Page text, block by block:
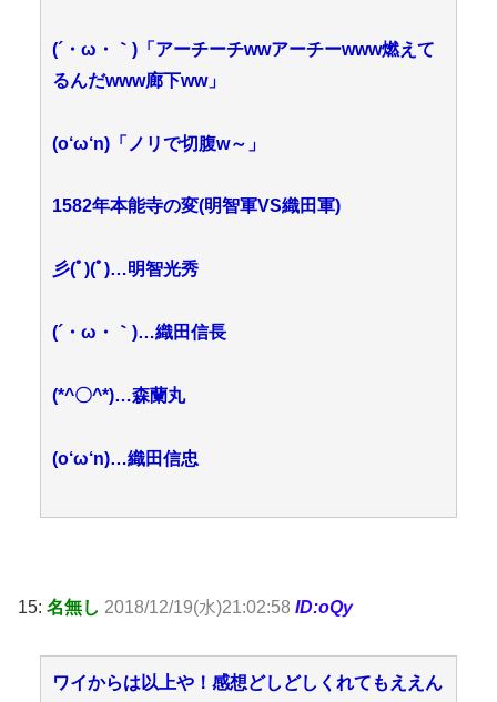
(´・ω・｀)「アーチーチwwアーチーwww燃えて
るんだwww廊下ww」
(o‘ω‘n)「ノリで切腹w～」
1582年本能寺の変(明智軍VS織田軍)
彡(ﾟ)(ﾟ)…明智光秀
(´・ω・｀)…織田信長
(*^〇^*)…森蘭丸
(o‘ω‘n)…織田信忠
15: 名無し 2018/12/19(水)21:02:58 ID:oQy
ワイからは以上や！感想どしどしくれてもええん